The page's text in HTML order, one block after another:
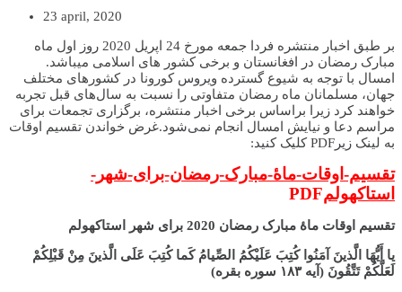
23 april, 2020
بر طبق اخبار منتشره فردا جمعه مورخ 24 اپریل 2020 روز اول ماه
مبارک رمضان در افغانستان و برخی کشور های اسلامی میباشد.
امسال با توجه به شیوع گسترده ویروس کورونا در کشورهای مختلف
جهان، مسلمانان ماه رمضان متفاوتی را نسبت به سال‌های قبل تجربه
خواهند کرد زیرا براساس برخی اخبار منتشره، برگزاری تجمعات برای
مراسم دعا و نیایش امسال انجام نمی‌شود.غرض خواندن تقسیم اوقات
به لینک زیرPDF کلیک کنید:
تقسیم-اوقات-ماۀ-مبارک-رمضان-برای-شهر-
استاکهولمPDF
تقسیم اوقات ماۀ مبارک رمضان 2020 برای شهر استاکهولم
یا أَیُّهَا الَّذینَ آمَنُوا کُتِبَ عَلَیْکُمُ الصِّیامُ کَما کُتِبَ عَلَی الَّذینَ مِنْ قَبْلِکُمْ
لَعَلَّکُمْ تَتَّقُونَ (آیه۱۸۳ سوره بقره)